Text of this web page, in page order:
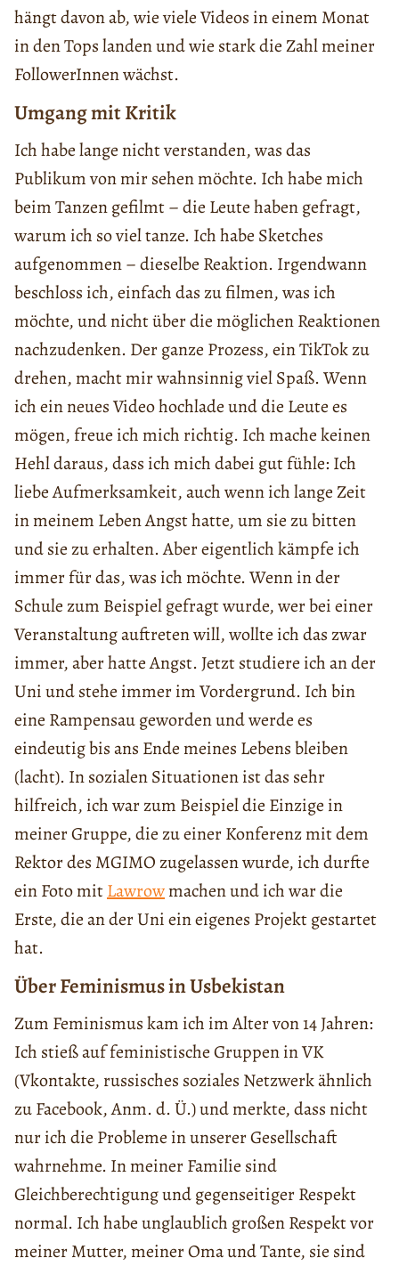
hängt davon ab, wie viele Videos in einem Monat
in den Tops landen und wie stark die Zahl meiner
FollowerInnen wächst.
Umgang mit Kritik
Ich habe lange nicht verstanden, was das
Publikum von mir sehen möchte. Ich habe mich
beim Tanzen gefilmt – die Leute haben gefragt,
warum ich so viel tanze. Ich habe Sketches
aufgenommen – dieselbe Reaktion. Irgendwann
beschloss ich, einfach das zu filmen, was ich
möchte, und nicht über die möglichen Reaktionen
nachzudenken. Der ganze Prozess, ein TikTok zu
drehen, macht mir wahnsinnig viel Spaß. Wenn
ich ein neues Video hochlade und die Leute es
mögen, freue ich mich richtig. Ich mache keinen
Hehl daraus, dass ich mich dabei gut fühle: Ich
liebe Aufmerksamkeit, auch wenn ich lange Zeit
in meinem Leben Angst hatte, um sie zu bitten
und sie zu erhalten. Aber eigentlich kämpfe ich
immer für das, was ich möchte. Wenn in der
Schule zum Beispiel gefragt wurde, wer bei einer
Veranstaltung auftreten will, wollte ich das zwar
immer, aber hatte Angst. Jetzt studiere ich an der
Uni und stehe immer im Vordergrund. Ich bin
eine Rampensau geworden und werde es
eindeutig bis ans Ende meines Lebens bleiben
(lacht). In sozialen Situationen ist das sehr
hilfreich, ich war zum Beispiel die Einzige in
meiner Gruppe, die zu einer Konferenz mit dem
Rektor des MGIMO zugelassen wurde, ich durfte
ein Foto mitLawrowmachen und ich war die
Erste, die an der Uni ein eigenes Projekt gestartet
hat.
Über Feminismus in Usbekistan
Zum Feminismus kam ich im Alter von 14 Jahren:
Ich stieß auf feministische Gruppen in VK
(Vkontakte, russisches soziales Netzwerk ähnlich
zu Facebook, Anm. d. Ü.) und merkte, dass nicht
nur ich die Probleme in unserer Gesellschaft
wahrnehme. In meiner Familie sind
Gleichberechtigung und gegenseitiger Respekt
normal. Ich habe unglaublich großen Respekt vor
meiner Mutter, meiner Oma und Tante, sie sind